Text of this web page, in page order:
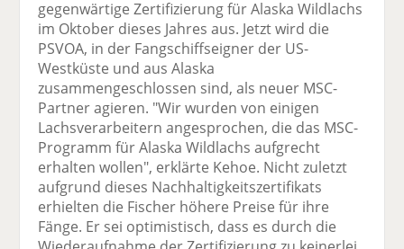
e
n
n e
gegenwärtige Zertifizierung für Alaska Wildlachs
im Oktober dieses Jahres aus. Jetzt wird die
PSVOA, in der Fangschiffseigner der US-
Westküste und aus Alaska
zusammengeschlossen sind, als neuer MSC-
Partner agieren. "Wir wurden von einigen
Lachsverarbeitern angesprochen, die das MSC-
Programm für Alaska Wildlachs aufgrecht
erhalten wollen", erklärte Kehoe. Nicht zuletzt
aufgrund dieses Nachhaltigkeitszertifikats
erhielten die Fischer höhere Preise für ihre
Fänge. Er sei optimistisch, dass es durch die